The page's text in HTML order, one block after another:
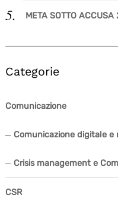
META SOTTO
Categorie
Comunicazione
Comunicazione digitale e
Crisis management e
CSR